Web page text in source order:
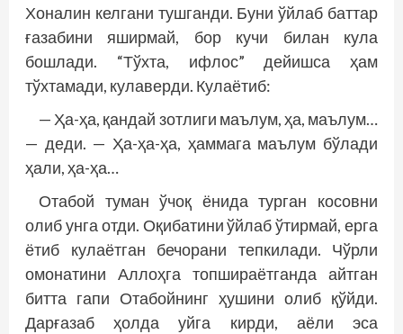
Хоналин келгани тушганди. Буни ўйлаб баттар
ғазабини яширмай, бор кучи билан кула
бошлади. “Тўхта, ифлос” дейишса ҳам
тўхтамади, кулаверди. Кулаётиб:
— Ҳа-ҳа, қандай зотлиги маълум, ҳа, маълум…
— деди. — Ҳа-ҳа-ҳа, ҳаммага маълум бўлади
ҳали, ҳа-ҳа…
Отабой туман ўчоқ ёнида турган косовни
олиб унга отди. Оқибатини ўйлаб ўтирмай, ерга
ётиб кулаётган бечорани тепкилади. Чўрли
омонатини Аллоҳга топшираётганда айтган
битта гапи Отабойнинг ҳушини олиб қўйди.
Дарғазаб ҳолда уйга кирди, аёли эса